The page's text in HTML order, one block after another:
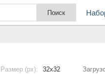
Размер (px): 32x32